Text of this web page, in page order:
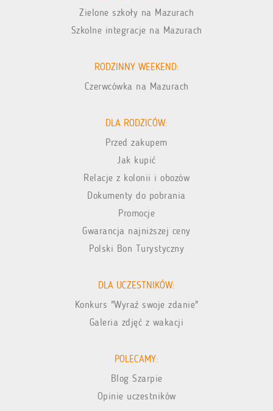
Zielone szkoły na Mazurach
Szkolne integracje na Mazurach
RODZINNY WEEKEND:
Czerwcówka na Mazurach
DLA RODZICÓW:
Przed zakupem
Jak kupić
Relacje z kolonii i obozów
Dokumenty do pobrania
Promocje
Gwarancja najniższej ceny
Polski Bon Turystyczny
DLA UCZESTNIKÓW:
Konkurs "Wyraź swoje zdanie"
Galeria zdjęć z wakacji
POLECAMY:
Blog Szarpie
Opinie uczestników